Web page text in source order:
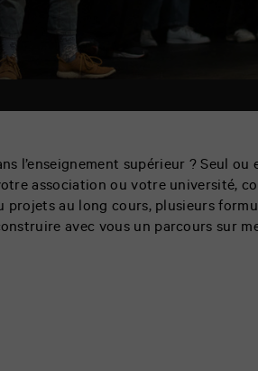
l’enseignement supérieur ? Seul ou
association ou votre université,
au long cours, plusieurs
avec vous un parcours sur